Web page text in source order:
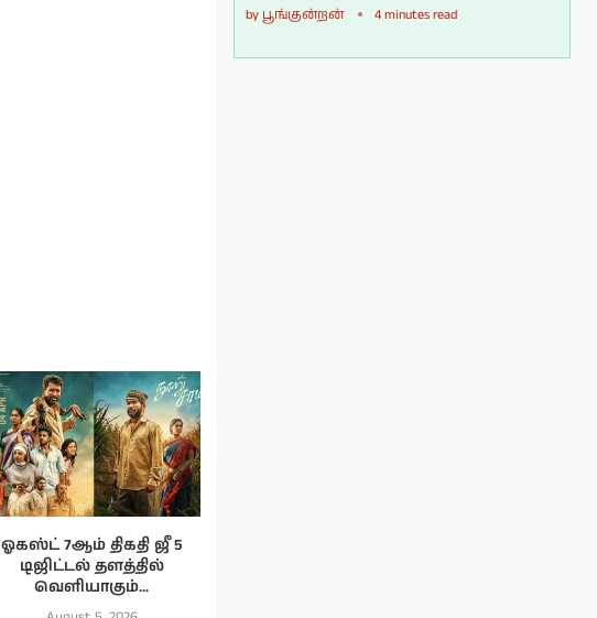
ஓகஸ்ட் 7ஆம் திகதி ஜீ 5
டிஜிட்டல் தளத்தில்
வெளியாகும்...
by பூங்குன்றன் 4 minutes read